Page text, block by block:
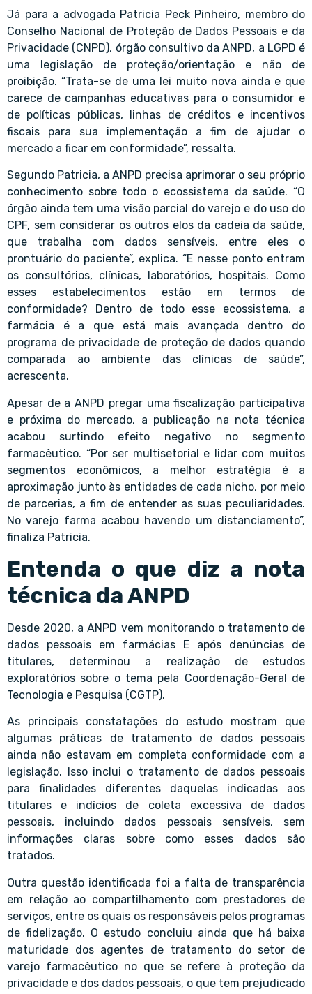
Já para a advogada Patricia Peck Pinheiro, membro do
Conselho Nacional de Proteção de Dados Pessoais e da
Privacidade (CNPD), órgão consultivo da ANPD, a LGPD é
uma legislação de proteção/orientação e não de
proibição. “Trata-se de uma lei muito nova ainda e que
carece de campanhas educativas para o consumidor e
de políticas públicas, linhas de créditos e incentivos
fiscais para sua implementação a fim de ajudar o
mercado a ficar em conformidade”, ressalta.
Segundo Patricia, a ANPD precisa aprimorar o seu próprio
conhecimento sobre todo o ecossistema da saúde. “O
órgão ainda tem uma visão parcial do varejo e do uso do
CPF, sem considerar os outros elos da cadeia da saúde,
que trabalha com dados sensíveis, entre eles o
prontuário do paciente”, explica. “E nesse ponto entram
os consultórios, clínicas, laboratórios, hospitais. Como
esses estabelecimentos estão em termos de
conformidade? Dentro de todo esse ecossistema, a
farmácia é a que está mais avançada dentro do
programa de privacidade de proteção de dados quando
comparada ao ambiente das clínicas de saúde”,
acrescenta.
Apesar de a ANPD pregar uma fiscalização participativa
e próxima do mercado, a publicação na nota técnica
acabou surtindo efeito negativo no segmento
farmacêutico. “Por ser multisetorial e lidar com muitos
segmentos econômicos, a melhor estratégia é a
aproximação junto às entidades de cada nicho, por meio
de parcerias, a fim de entender as suas peculiaridades.
No varejo farma acabou havendo um distanciamento”,
finaliza Patricia.
Entenda o que diz a nota
técnica da ANPD
Desde 2020, a ANPD vem monitorando o tratamento de
dados pessoais em farmácias E após denúncias de
titulares, determinou a realização de estudos
exploratórios sobre o tema pela Coordenação-Geral de
Tecnologia e Pesquisa (CGTP).
As principais constatações do estudo mostram que
algumas práticas de tratamento de dados pessoais
ainda não estavam em completa conformidade com a
legislação. Isso inclui o tratamento de dados pessoais
para finalidades diferentes daquelas indicadas aos
titulares e indícios de coleta excessiva de dados
pessoais, incluindo dados pessoais sensíveis, sem
informações claras sobre como esses dados são
tratados.
Outra questão identificada foi a falta de transparência
em relação ao compartilhamento com prestadores de
serviços, entre os quais os responsáveis pelos programas
de fidelização. O estudo concluiu ainda que há baixa
maturidade dos agentes de tratamento do setor de
varejo farmacêutico no que se refere à proteção da
privacidade e dos dados pessoais, o que tem prejudicado